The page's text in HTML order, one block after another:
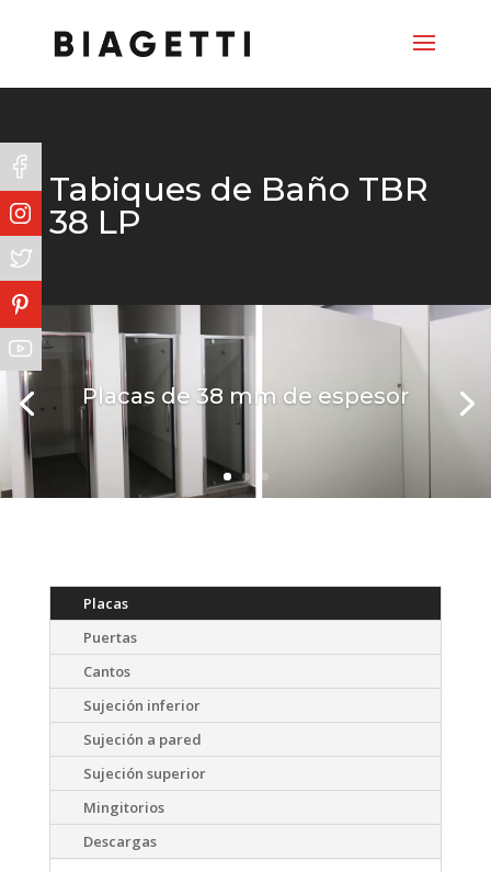
Tabiques de Baño TBR
38 LP
Placas de 38 mm de espesor
Placas
Puertas
Cantos
Sujeción inferior
Sujeción a pared
Sujeción superior
Mingitorios
Descargas